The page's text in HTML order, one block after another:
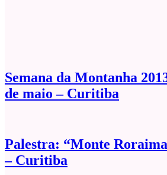
Semana da Montanha
de maio – Curitiba
Palestra: “Monte
– Curitiba